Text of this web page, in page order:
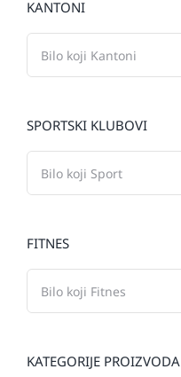
KANTONI
SPORTSKI KLUBOVI
FITNES
KATEGORIJE PROIZVODA